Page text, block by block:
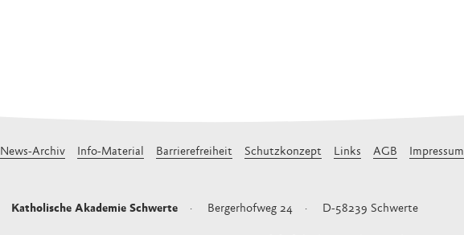
News-Archiv Info-Material Barrierefreiheit Schutzkonzept Links AGB Impressum
Katholische Akademie Schwerte Bergerhofweg 24 D-58239 Schwerte